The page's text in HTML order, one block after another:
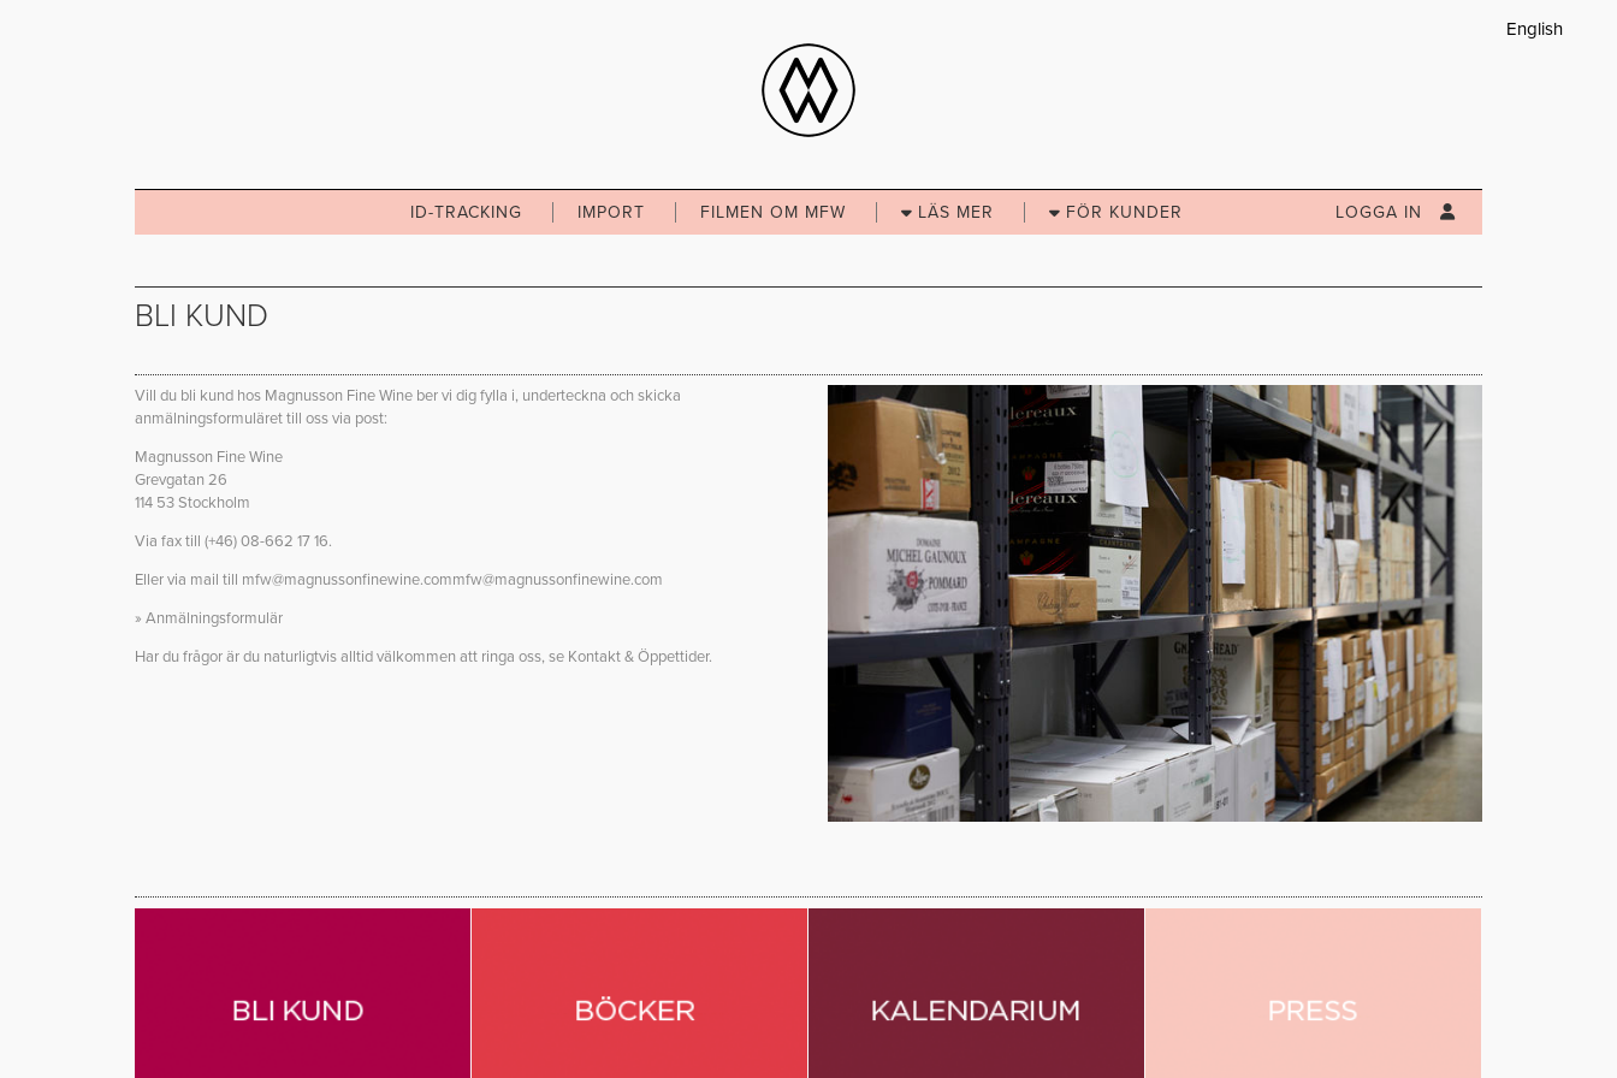
LOGGA IN
ID-TRACKING IMPORT FILMEN OM MFW LÄS MER FÖR KUNDER
English
BLI KUND
Vill du bli kund hos Magnusson Fine Wine ber vi dig fylla i, underteckna och skicka
anmälningsformuläret till oss via post:
Magnusson Fine Wine
Grevgatan 26
114 53 Stockholm
Via fax till (+46) 08-662 17 16.
Eller via mail till mfw@magnussonfinewine.commfw@magnussonfinewine.com
» Anmälningsformulär
Har du frågor är du naturligtvis alltid välkommen att ringa oss, se Kontakt & Öppettider.